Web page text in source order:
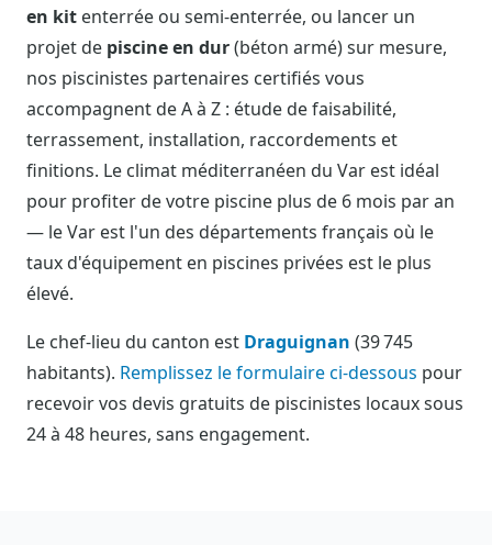
en kit enterrée ou semi-enterrée, ou lancer un
projet de piscine en dur(béton armé) sur mesure,
nos piscinistes partenaires certifiés vous
accompagnent de A à Z : étude de faisabilité,
terrassement, installation, raccordements et
finitions. Le climat méditerranéen du Var est idéal
pour profiter de votre piscine plus de 6 mois par an
— le Var est l'un des départements français où le
taux d'équipement en piscines privées est le plus
élevé.
Le chef-lieu du canton est Draguignan (39 745
habitants). Remplissez le formulaire ci-dessous pour
recevoir vos devis gratuits de piscinistes locaux sous
24 à 48 heures, sans engagement.